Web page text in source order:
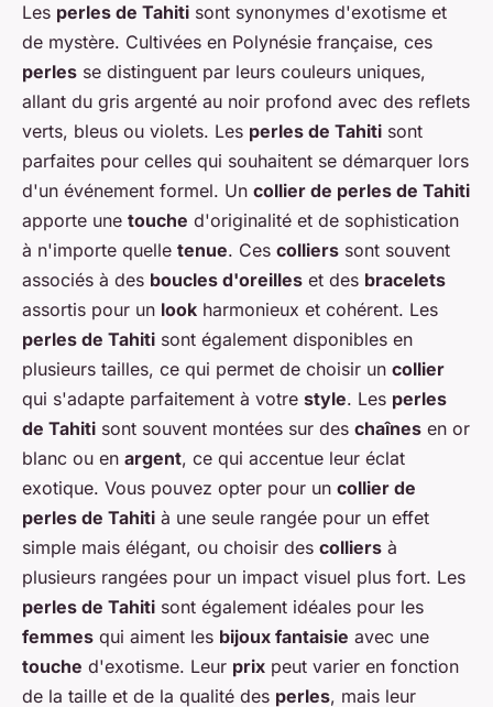
Les perles de Tahiti sont synonymes d'exotisme et
de mystère. Cultivées en Polynésie française, ces
perles se distinguent par leurs couleurs uniques,
allant du gris argenté au noir profond avec des reflets
verts, bleus ou violets. Les perles de Tahiti sont
parfaites pour celles qui souhaitent se démarquer lors
d'un événement formel. Un collier de perles de Tahiti
apporte une touche d'originalité et de sophistication
à n'importe quelle tenue. Ces colliers sont souvent
associés à des boucles d'oreilles et des bracelets
assortis pour un look harmonieux et cohérent. Les
perles de Tahiti sont également disponibles en
plusieurs tailles, ce qui permet de choisir un collier
qui s'adapte parfaitement à votre style. Les perles
de Tahiti sont souvent montées sur des chaînes en or
blanc ou en argent, ce qui accentue leur éclat
exotique. Vous pouvez opter pour un collier de
perles de Tahiti à une seule rangée pour un effet
simple mais élégant, ou choisir des colliers à
plusieurs rangées pour un impact visuel plus fort. Les
perles de Tahiti sont également idéales pour les
femmes qui aiment les bijoux fantaisie avec une
touche d'exotisme. Leur prix peut varier en fonction
de la taille et de la qualité des perles, mais leur